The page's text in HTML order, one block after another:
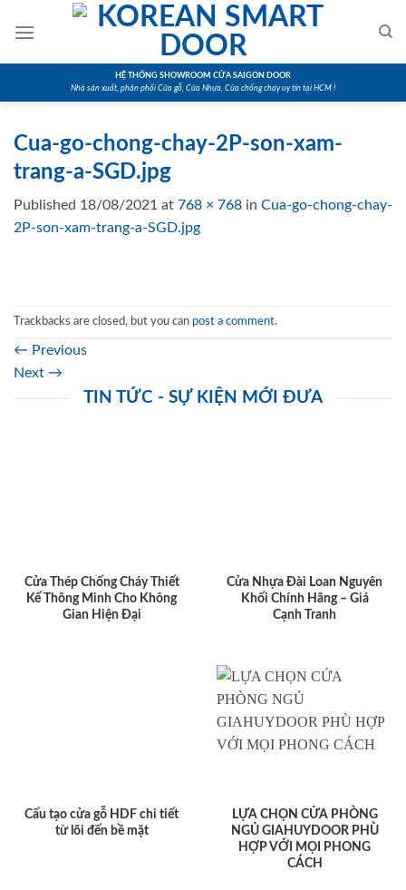
HỆ THỐNG SHOWROOM CỬA SAIGON DOOR
Nhà sản xuất, phân phối Cửa gỗ, Cửa Nhựa, Cửa chống cháy uy tín tại HCM !
Cua-go-chong-chay-2P-son-xam-
trang-a-SGD.jpg
Published 18/08/2021 at 768 × 768 in Cua-go-chong-chay-
2P-son-xam-trang-a-SGD.jpg
Trackbacks are closed, but you can post a comment.
← Previous
Next →
TIN TỨC - SỰ KIỆN MỚI ĐƯA
Cửa Thép Chống Cháy Thiết
Kế Thông Minh Cho Không
Gian Hiện Đại
Cửa Nhựa Đài Loan Nguyên
Khối Chính Hãng – Giá
Cạnh Tranh
Cấu tạo cửa gỗ HDF chi tiết
từ lõi đến bề mặt
LỰA CHỌN CỬA PHÒNG
NGỦ GIAHUYDOOR PHÙ
HỢP VỚI MỌI PHONG
CÁCH